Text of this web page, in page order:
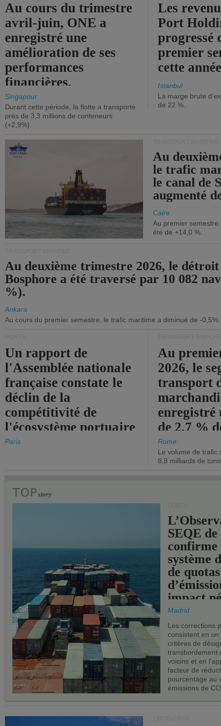
Au cours du trimestre
avril-juin, ONE a
enregistré une
amélioration de ses
performances
financières.
Singapour
Durant cette période, la flotte a transporté
près de 3,3 millions de conteneurs
(+2,9%).
Les
Port
progressé
premier
cette
Istanbul
La marge brute
de 22 %.
Au
le trafic
le canal de
augmenté
Caire
Au premier
été de +14,0 %.
Au deuxième trimestre 2026, le
Bosphore a été traversé par 10 082
%).
Ankara
Au cours du premier semestre, le trafic maritime a diminué de -0,5%.
Un rapport de
l'Assemblée nationale
française constate le
déclin de la
compétitivité de
l'écosystème portuaire
de l'État.
Paris
Au
2026, le
transport
enregistré
de 2,7 %
chiffre
Rome
Le volume de trafic
8,8 milliards de
SEQE de
confirme
système
de quotas
impact
les ports
Madrid
Les corrections
consistent en
critères de
transbordement
voisins et en
facteur de
pourcentage au
émissions de